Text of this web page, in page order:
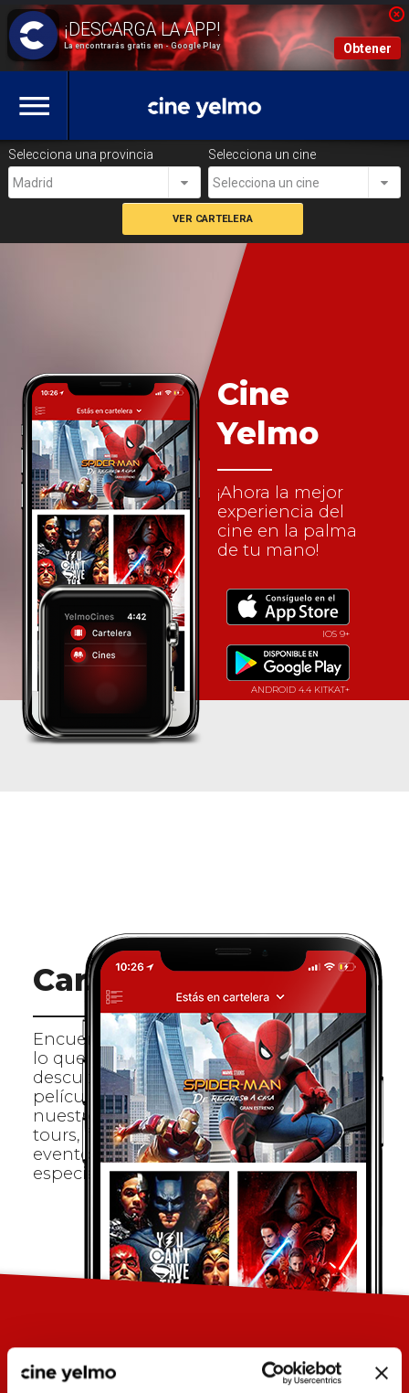
La encontrarás gratis en - Google Play Obtener
Selecciona una provincia
Madrid
Selecciona un cine
Selecciona un cine
Cine
Yelmo
¡Ahora la mejor
experiencia del
cine en la palma
de tu mano!
Cartelera
Encuentra rápido
lo que buscas y
descubre nuevas
películas, conoce
nuestros estrenos,
tours, festivales y
eventos
especiales.